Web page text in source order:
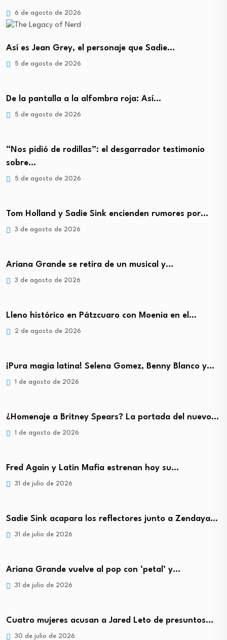
6 de agosto de 2026
Así es Jean Grey, el personaje que Sadie…
5 de agosto de 2026
De la pantalla a la alfombra roja: Así…
5 de agosto de 2026
“Nos pidió de rodillas”: el desgarrador testimonio
sobre…
5 de agosto de 2026
Tom Holland y Sadie Sink encienden rumores por…
3 de agosto de 2026
Ariana Grande se retira de un musical y…
3 de agosto de 2026
Lleno histórico en Pátzcuaro con Moenia en el…
2 de agosto de 2026
¡Pura magia latina! Selena Gomez, Benny Blanco y…
1 de agosto de 2026
¿Homenaje a Britney Spears? La portada del nuevo…
1 de agosto de 2026
Fred Again y Latin Mafia estrenan hoy su…
31 de julio de 2026
Sadie Sink acapara los reflectores junto a Zendaya…
31 de julio de 2026
Ariana Grande vuelve al pop con ‘petal’ y…
31 de julio de 2026
Cuatro mujeres acusan a Jared Leto de presuntos…
30 de julio de 2026